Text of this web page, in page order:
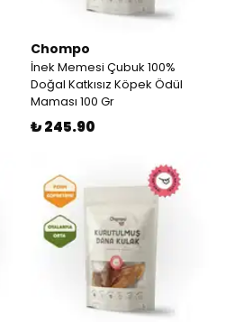
Chompo
İnek Memesi Çubuk 100%
Doğal Katkısız Köpek Ödül
Maması 100 Gr
₺ 245.90